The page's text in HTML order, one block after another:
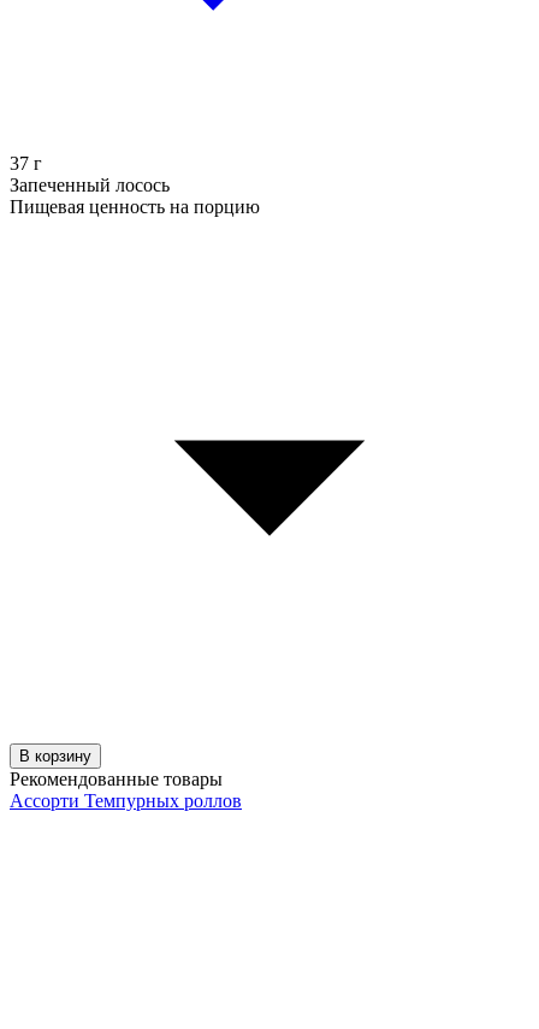
37 г
Запеченный лосось
Пищевая ценность на порцию
В корзину
Рекомендованные товары
Ассорти Темпурных роллов